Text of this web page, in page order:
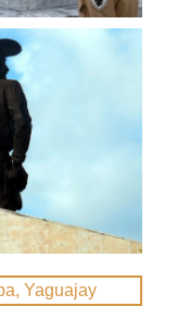
, Yaguajay